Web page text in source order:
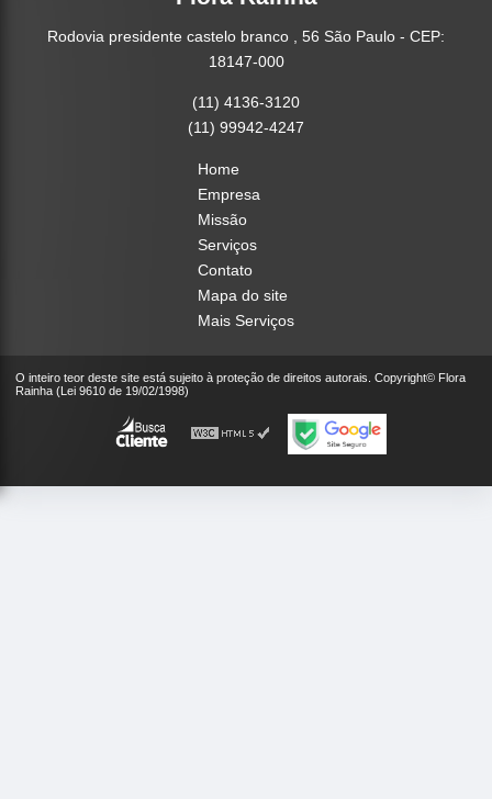
Rodovia presidente castelo branco , 56 São Paulo - CEP:
18147-000
(11) 4136-3120
(11) 99942-4247
Home
Empresa
Missão
Serviços
Contato
Mapa do site
Mais Serviços
O inteiro teor deste site está sujeito à proteção de direitos autorais. Copyright© Flora
Rainha (Lei 9610 de 19/02/1998)